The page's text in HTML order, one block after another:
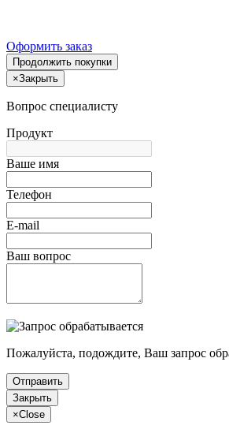
Оформить заказ
Продолжить покупки
×Закрыть
Вопрос специалисту
Продукт
Ваше имя
Телефон
E-mail
Ваш вопрос
Пожалуйста, подождите, Ваш запрос
Отправить
Закрыть
×Close